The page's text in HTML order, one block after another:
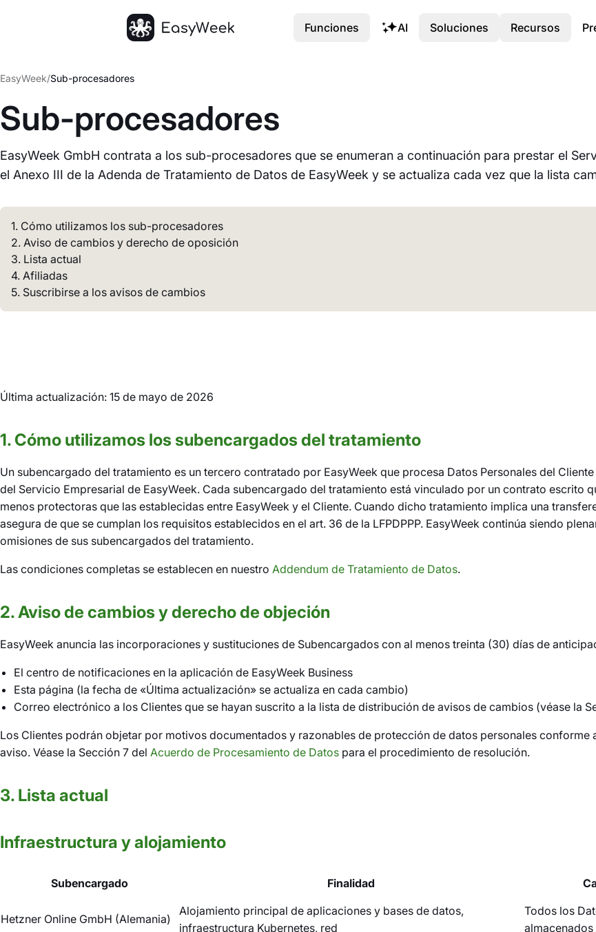
EasyWeek/Sub-procesadores
Sub-procesadores
EasyWeek GmbH contrata a los sub-procesadores que se enumeran a continuación para prestar el
el Anexo III de la Adenda de Tratamiento de Datos de EasyWeek y se actualiza cada vez que la lista
1. Cómo utilizamos los sub-procesadores
2. Aviso de cambios y derecho de oposición
3. Lista actual
4. Afiliadas
5. Suscribirse a los avisos de cambios
Última actualización: 15 de mayo de 2026
1. Cómo utilizamos los subencargados del tratamiento
Un subencargado del tratamiento es un tercero contratado por EasyWeek que procesa Datos Personales del
del Servicio Empresarial de EasyWeek. Cada subencargado del tratamiento está vinculado por un contrato escrito
menos protectoras que las establecidas entre EasyWeek y el Cliente. Cuando dicho tratamiento implica una
asegura de que se cumplan los requisitos establecidos en el art. 36 de la LFPDPPP. EasyWeek continúa siendo
omisiones de sus subencargados del tratamiento.
Las condiciones completas se establecen en nuestro Addendum de Tratamiento de Datos.
2. Aviso de cambios y derecho de objeción
EasyWeek anuncia las incorporaciones y sustituciones de Subencargados con al menos treinta (30) días de
El centro de notificaciones en la aplicación de EasyWeek Business
Esta página (la fecha de «Última actualización» se actualiza en cada cambio)
Correo electrónico a los Clientes que se hayan suscrito a la lista de distribución de avisos de cambios (véase la
Los Clientes podrán objetar por motivos documentados y razonables de protección de datos personales conforme
aviso. Véase la Sección 7 del Acuerdo de Procesamiento de Datos para el procedimiento de resolución.
3. Lista actual
Infraestructura y alojamiento
Subencargado Finalidad
Hetzner Online GmbH (Alemania)
Alojamiento principal de aplicaciones y bases de datos,
infraestructura Kubernetes, red
Todos los
Funciones AI Soluciones Recursos